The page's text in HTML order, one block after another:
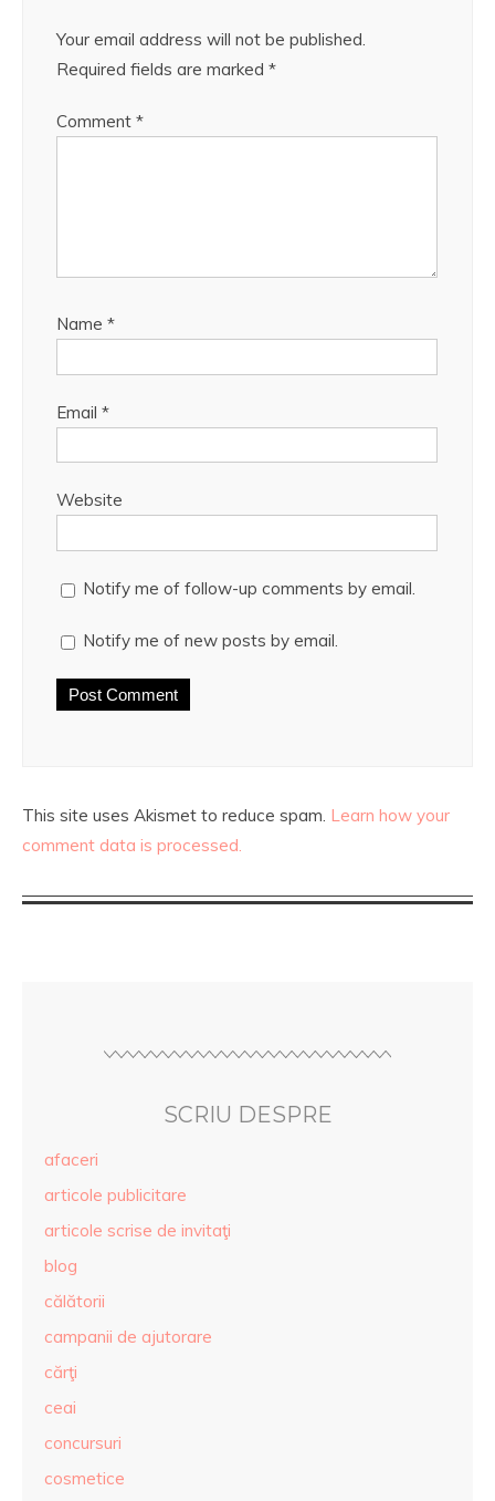
Your email address will not be published.
Required fields are marked *
Comment *
Name *
Email *
Website
Notify me of follow-up comments by email.
Notify me of new posts by email.
This site uses Akismet to reduce spam. Learn how your
comment data is processed.
SCRIU DESPRE
afaceri
articole publicitare
articole scrise de invitaţi
blog
călătorii
campanii de ajutorare
cărţi
ceai
concursuri
cosmetice